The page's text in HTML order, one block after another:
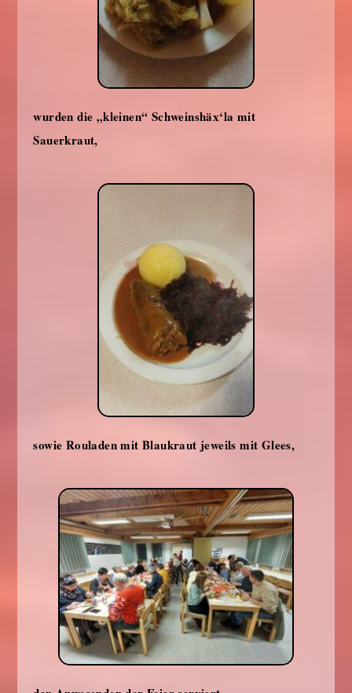
wurden die „kleinen“ Schweinshäx‘la mit
Sauerkraut,
sowie Rouladen mit Blaukraut jeweils mit Glees,